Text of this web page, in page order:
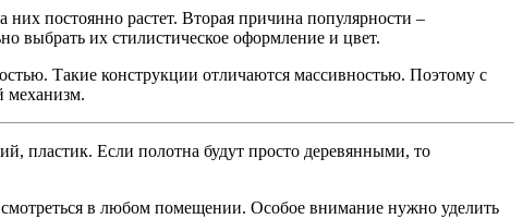
постоянно растет. Вторая причина популярности –
выбрать их стилистическое оформление и цвет.
Такие конструкции отличаются массивностью. Поэтому с
механизм.
пластик. Если полотна будут просто деревянными, то
смотреться в любом помещении. Особое внимание нужно уделить